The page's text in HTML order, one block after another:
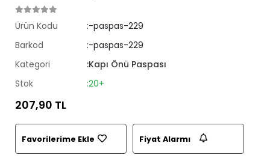
Ürün Kodu
:-paspas-229
Barkod
:-paspas-229
Kategori
:Kapı Önü Paspası
Stok
:20+
207,90 TL
Favorilerime Ekle Fiyat Alarmı